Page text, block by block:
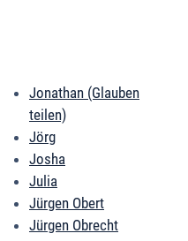
Jonathan (Glauben
teilen)
Jörg
Josha
Julia
Jürgen Obert
Jürgen Obrecht